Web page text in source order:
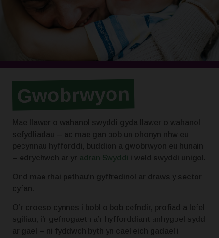
Gwobrwyon
Mae llawer o wahanol swyddi gyda llawer o wahanol
sefydliadau – ac mae gan bob un ohonyn nhw eu
pecynnau hyfforddi, buddion a gwobrwyon eu hunain
– edrychwch ar yr adran Swyddi i weld swyddi unigol.
Ond mae rhai pethau’n gyffredinol ar draws y sector
cyfan.
O’r croeso cynnes i bobl o bob cefndir, profiad a lefel
sgiliau, i’r gefnogaeth a’r hyfforddiant anhygoel sydd
ar gael – ni fyddwch byth yn cael eich gadael i